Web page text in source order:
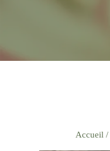
Accueil /